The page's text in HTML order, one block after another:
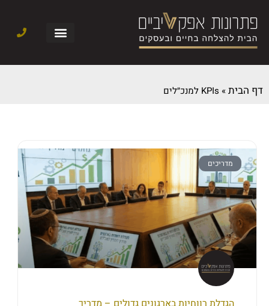
דף הבית»
מדריכים